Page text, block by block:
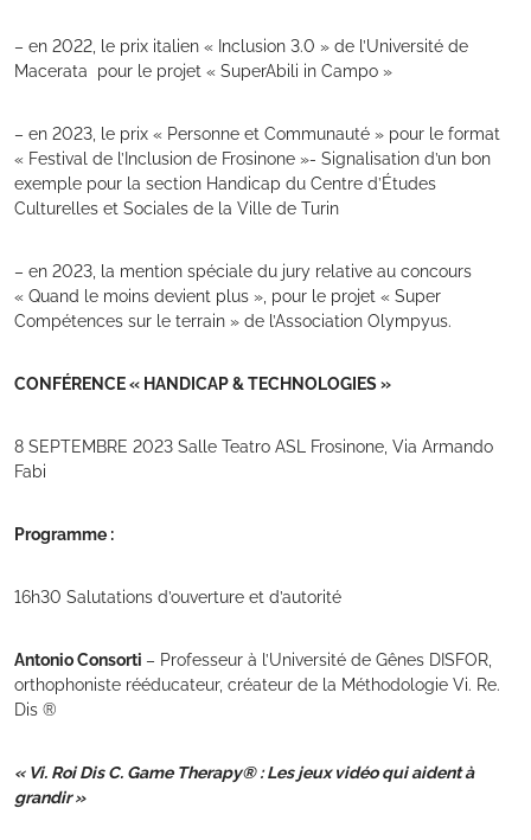
– en 2022, le prix italien « Inclusion 3.0 » de l’Université de
Macerata pour le projet « SuperAbili in Campo »
– en 2023, le prix « Personne et Communauté » pour le format
« Festival de l’Inclusion de Frosinone »- Signalisation d’un bon
exemple pour la section Handicap du Centre d’Études
Culturelles et Sociales de la Ville de Turin
– en 2023, la mention spéciale du jury relative au concours
« Quand le moins devient plus », pour le projet « Super
Compétences sur le terrain » de l’Association Olympyus.
CONFÉRENCE « HANDICAP & TECHNOLOGIES »
8 SEPTEMBRE 2023 Salle Teatro ASL Frosinone, Via Armando
Fabi
Programme :
16h30 Salutations d’ouverture et d’autorité
Antonio Consorti – Professeur à l’Université de Gênes DISFOR,
orthophoniste rééducateur, créateur de la Méthodologie Vi. Re.
Dis ®
« Vi. Roi Dis C. Game Therapy® : Les jeux vidéo qui aident à
grandir »